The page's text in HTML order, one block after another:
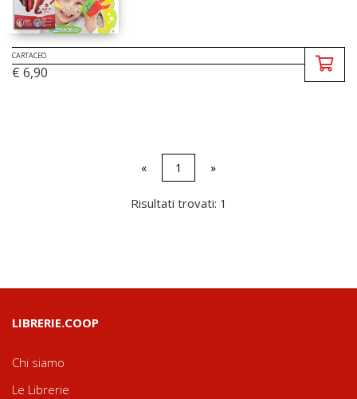
CARTACEO
€ 6,90
« 1 »
Risultati trovati: 1
LIBRERIE.COOP
Chi siamo
Le Librerie